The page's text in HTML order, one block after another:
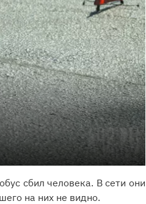
сбил человека. В сети они
на них не видно.